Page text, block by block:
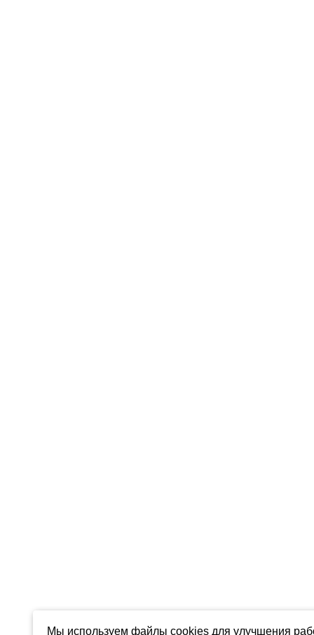
Мы используем файлы cookies для улучшения